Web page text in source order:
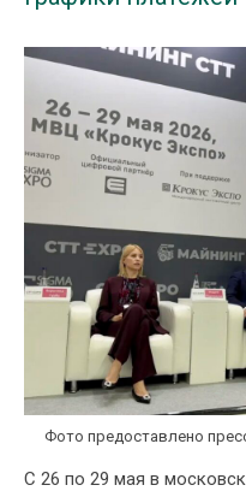
Фото предоставлено
С 26 по 29 мая в